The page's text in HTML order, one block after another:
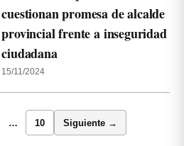
cuestionan promesa de alcalde
provincial frente a inseguridad
ciudadana
15/11/2024
… 10 Siguiente →